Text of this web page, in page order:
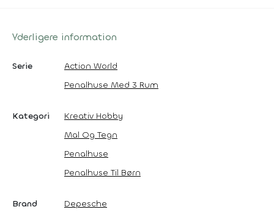
Yderligere information
Serie
Action World
Penalhuse Med 3 Rum
Kategori
Kreativ Hobby
Mal Og Tegn
Penalhuse
Penalhuse Til Børn
Brand Depesche